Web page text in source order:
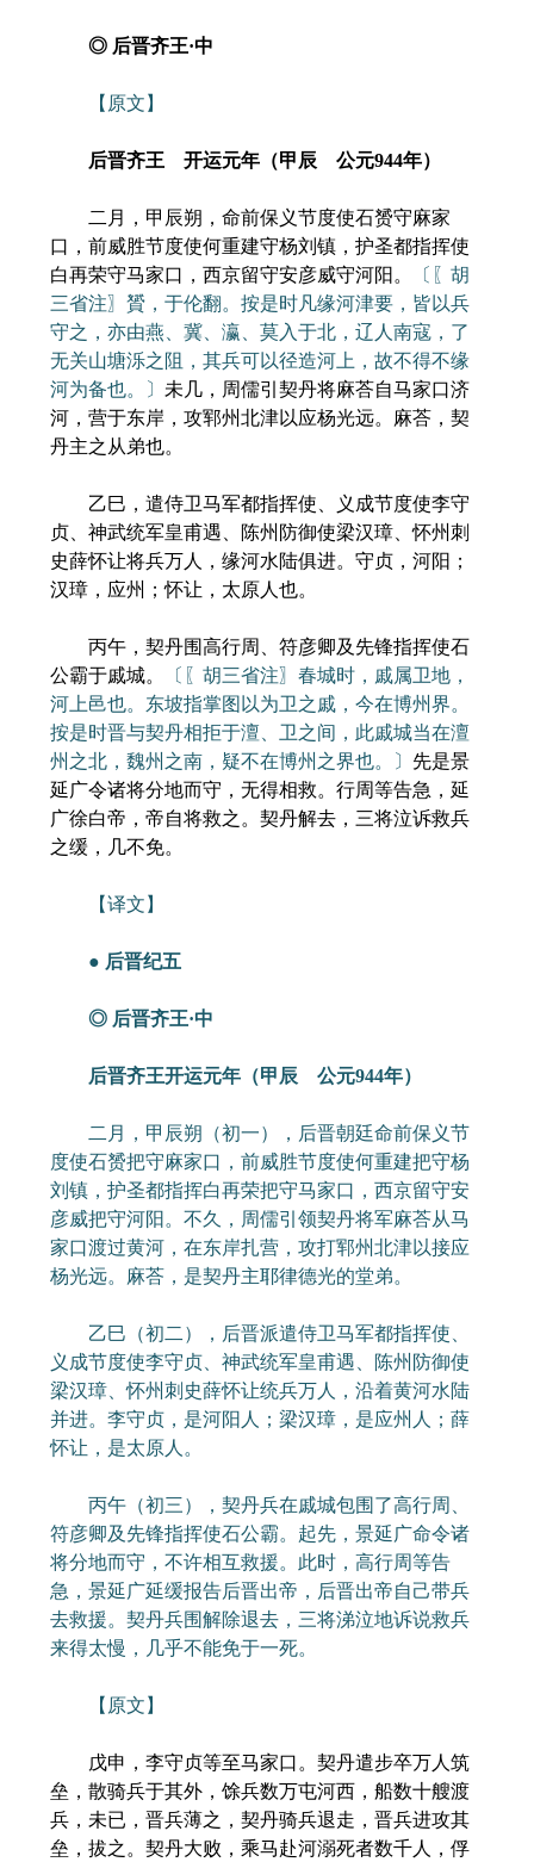
◎ 后晋齐王·中
【原文】
后晋齐王 开运元年（甲辰 公元944年）
二月，甲辰朔，命前保义节度使石赟守麻家
口，前威胜节度使何重建守杨刘镇，护圣都指挥使
白再荣守马家口，西京留守安彦威守河阳。
〔〖胡
三省注〗贇，于伦翻。按是时凡缘河津要，皆以兵
守之，亦由燕、冀、瀛、莫入于北，辽人南寇，了
无关山塘泺之阻，其兵可以径造河上，故不得不缘
河为备也。〕 未几，周儒引契丹将麻荅自马家口济
河，营于东岸，攻郓州北津以应杨光远。麻荅，契
丹主之从弟也。
乙巳，遣侍卫马军都指挥使、义成节度使李守
贞、神武统军皇甫遇、陈州防御使梁汉璋、怀州刺
史薛怀让将兵万人，缘河水陆俱进。守贞，河阳；
汉璋，应州；怀让，太原人也。
丙午，契丹围高行周、符彦卿及先锋指挥使石
公霸于戚城。
〔〖胡三省注〗春城时，戚属卫地，
河上邑也。东坡指掌图以为卫之戚，今在博州界。
按是时晋与契丹相拒于澶、卫之间，此戚城当在澶
州之北，魏州之南，疑不在博州之界也。〕 先是景
延广令诸将分地而守，无得相救。行周等告急，延
广徐白帝，帝自将救之。契丹解去，三将泣诉救兵
之缓，几不免。
【译文】
● 后晋纪五
◎ 后晋齐王·中
后晋齐王开运元年（甲辰 公元944年）
二月，甲辰朔（初一），后晋朝廷命前保义节
度使石赟把守麻家口，前威胜节度使何重建把守杨
刘镇，护圣都指挥白再荣把守马家口，西京留守安
彦威把守河阳。不久，周儒引领契丹将军麻荅从马
家口渡过黄河，在东岸扎营，攻打郓州北津以接应
杨光远。麻荅，是契丹主耶律德光的堂弟。
乙巳（初二），后晋派遣侍卫马军都指挥使、
义成节度使李守贞、神武统军皇甫遇、陈州防御使
梁汉璋、怀州刺史薛怀让统兵万人，沿着黄河水陆
并进。李守贞，是河阳人；梁汉璋，是应州人；薛
怀让，是太原人。
丙午（初三），契丹兵在戚城包围了高行周、
符彦卿及先锋指挥使石公霸。起先，景延广命令诸
将分地而守，不许相互救援。此时，高行周等告
急，景延广延缓报告后晋出帝，后晋出帝自己带兵
去救援。契丹兵围解除退去，三将涕泣地诉说救兵
来得太慢，几乎不能免于一死。
【原文】
戊申，李守贞等至马家口。契丹遣步卒万人筑
垒，散骑兵于其外，馀兵数万屯河西，船数十艘渡
兵，未已，晋兵薄之，契丹骑兵退走，晋兵进攻其
垒，拔之。契丹大败，乘马赴河溺死者数千人，俘